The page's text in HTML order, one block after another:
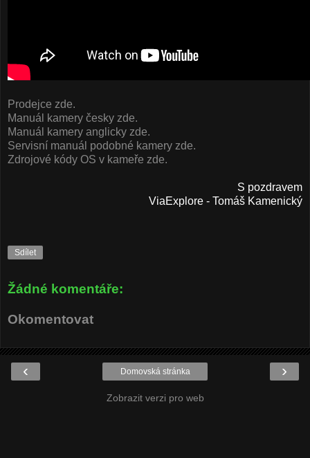
Prodejce zde.
Manuál kamery česky zde.
Manuál kamery anglicky zde.
Servisní manuál podobné kamery zde.
Zdrojové kódy OS v kameře zde.
S pozdravem
ViaExplore - Tomáš Kamenický
Sdílet
Žádné komentáře:
Okomentovat
‹ ›
Domovská stránka
Zobrazit verzi pro web